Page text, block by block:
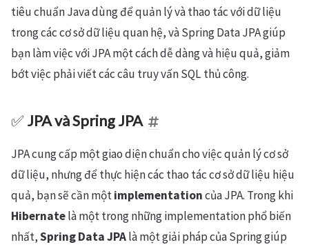
tiêu chuẩn Java dùng để quản lý và thao tác với dữ liệu
trong các cơ sở dữ liệu quan hệ, và Spring Data JPA giúp
bạn làm việc với JPA một cách dễ dàng và hiệu quả, giảm
bớt việc phải viết các câu truy vấn SQL thủ công.
✅ JPA và Spring JPA
JPA cung cấp một giao diện chuẩn cho việc quản lý cơ sở
dữ liệu, nhưng để thực hiện các thao tác cơ sở dữ liệu hiệu
quả, bạn sẽ cần mộtimplementationcủa JPA. Trong khi
Hibernatelà một trong những implementation phổ biến
nhất,Spring Data JPAlà một giải pháp của Spring giúp